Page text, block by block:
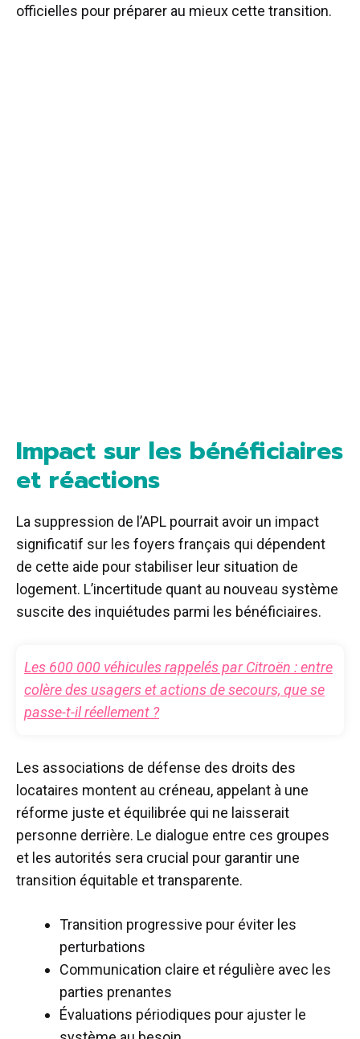
officielles pour préparer au mieux cette transition.
Impact sur les bénéficiaires
et réactions
La suppression de l’APL pourrait avoir un impact
significatif sur les foyers français qui dépendent
de cette aide pour stabiliser leur situation de
logement. L’incertitude quant au nouveau système
suscite des inquiétudes parmi les bénéficiaires.
Les 600 000 véhicules rappelés par Citroën : entre
colère des usagers et actions de secours, que se
passe-t-il réellement ?
Les associations de défense des droits des
locataires montent au créneau, appelant à une
réforme juste et équilibrée qui ne laisserait
personne derrière. Le dialogue entre ces groupes
et les autorités sera crucial pour garantir une
transition équitable et transparente.
Transition progressive pour éviter les
perturbations
Communication claire et régulière avec les
parties prenantes
Évaluations périodiques pour ajuster le